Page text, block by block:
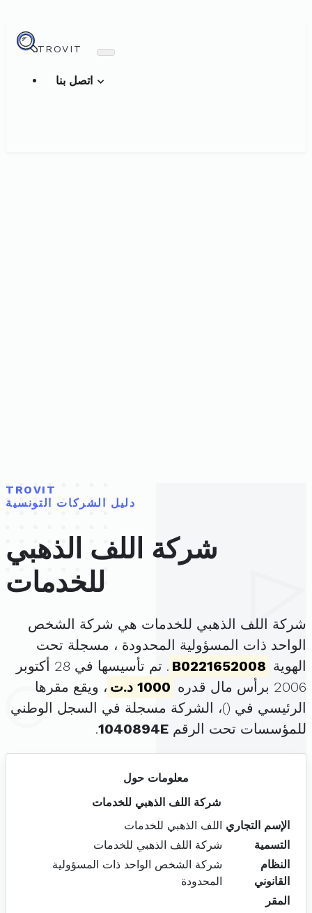
TROVIT
TROVIT
دليل الشركات التونسية
شركة اللف الذهبي
للخدمات
شركة اللف الذهبي للخدمات هي شركة الشخص
الواحد ذات المسؤولية المحدودة ، مسجلة تحت
الهوية B0221652008
. تم تأسيسها في 28 أكتوبر
2006 برأس مال قدره
1000 د.ت
، ويقع مقرها
الرئيسي في ()، الشركة مسجلة في السجل الوطني
للمؤسسات تحت الرقم 1040894E
.
معلومات حول
شركة اللف الذهبي للخدمات
الإسم التجاري اللف الذهبي للخدمات
التسمية
شركة اللف الذهبي للخدمات
النظام
القانوني
شركة الشخص الواحد ذات المسؤولية
المحدودة
المقر